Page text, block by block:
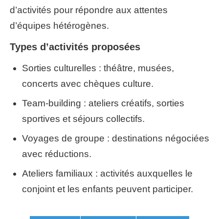
d’activités pour répondre aux attentes
d’équipes hétérogènes.
Types d’activités proposées
Sorties culturelles : théâtre, musées,
concerts avec chèques culture.
Team-building : ateliers créatifs, sorties
sportives et séjours collectifs.
Voyages de groupe : destinations négociées
avec réductions.
Ateliers familiaux : activités auxquelles le
conjoint et les enfants peuvent participer.